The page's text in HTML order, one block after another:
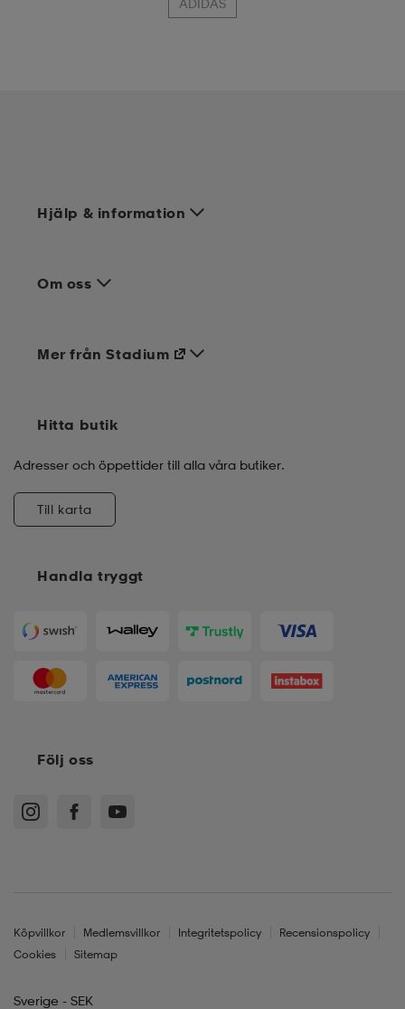
ADIDAS
Hjälp & information
Om oss
Handla tryggt
Mer från Stadium
Hitta butik
Adresser och öppettider till alla våra butiker.
Till karta
Följ oss
Köpvillkor Medlemsvillkor Integritetspolicy
Recensionspolicy
Cookies
Sitemap
Sverige - SEK